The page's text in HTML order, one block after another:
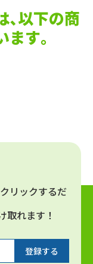
､以下の商
ます｡
リックするだ
取れます！